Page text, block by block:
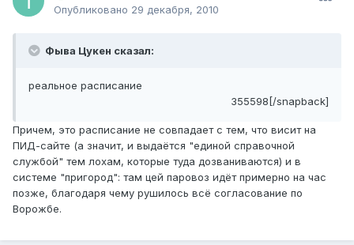
Опубликовано 29 декабря, 2010
Фыва Цукен сказал:
реальное расписание
355598[/snapback]
Причем, это расписание не совпадает с тем, что висит на
ПИД-сайте (а значит, и выдаётся "единой справочной
службой" тем лохам, которые туда дозваниваются) и в
системе "пригород": там цей паровоз идёт примерно на час
позже, благодаря чему рушилось всё согласование по
Ворожбе.